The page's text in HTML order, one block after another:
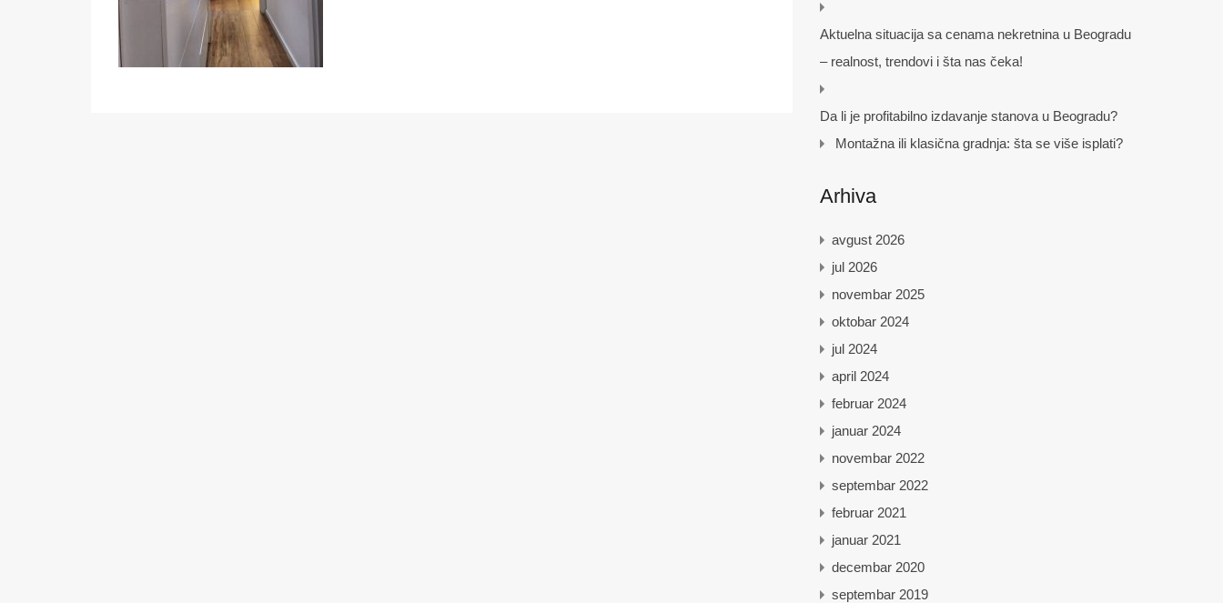
Aktuelna situacija sa cenama nekretnina u Beogradu
– realnost, trendovi i šta nas čeka!
Da li je profitabilno izdavanje stanova u Beogradu?
Montažna ili klasična gradnja: šta se više isplati?
Arhiva
avgust 2026
jul 2026
novembar 2025
oktobar 2024
jul 2024
april 2024
februar 2024
januar 2024
novembar 2022
septembar 2022
februar 2021
januar 2021
decembar 2020
septembar 2019